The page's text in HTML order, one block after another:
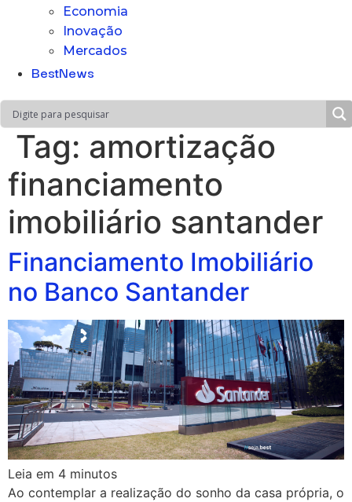
Economia
Inovação
Mercados
BestNews
Tag: amortização
financiamento
imobiliário santander
Financiamento Imobiliário
no Banco Santander
Leia em 4 minutos
Ao contemplar a realização do sonho da casa própria, o